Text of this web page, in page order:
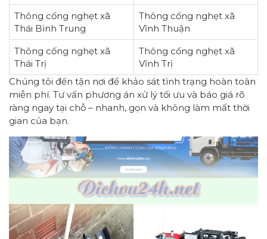
Thông cống nghẹt xã
Thái Bình Trung
Thông cống nghẹt xã
Vĩnh Thuận
Thông cống nghẹt xã
Thái Trị
Thông cống nghẹt xã
Vĩnh Trị
Chúng tôi đến tận nơi để khảo sát tình trạng hoàn toàn
miễn phí. Tư vấn phương án xử lý tối ưu và báo giá rõ
ràng ngay tại chỗ – nhanh, gọn và không làm mất thời
gian của bạn.